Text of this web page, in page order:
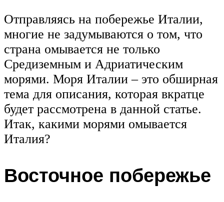
Отправляясь на побережье Италии,
многие не задумываются о том, что
страна омывается не только
Средиземным и Адриатическим
морями. Моря Италии – это обширная
тема для описания, которая вкратце
будет рассмотрена в данной статье.
Итак, какими морями омывается
Италия?
Восточное побережье